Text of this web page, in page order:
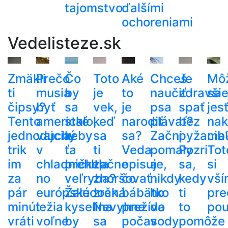
tajomstvoďalšími
ochoreniami
Vedelisteze.sk
Zmäkli
ti
čipsy?
Tento
jednoduchý
trik
im
za
pár
minút
vráti
Prečo
musia
byť
americké
vajcia
v
chladničke,
no
európske
ležia
voľne
Čo
by
sa
stalo,
keby
ťa
prehltla
veľryba?
Žalúdočná
kyselina
by
Toto
je
vek,
keď
sa
ti
začne
zhoršovať
zrak.
Nevyhne
sa
Aké
to
je
narodiť
sa?
Veda
opisuje,
čo
bábätko
prežíva
počas
Chceš
naučiť
psa
plávať?
Začni
pomaly
a
nikdy
ho
do
vody
Je
zdravšie
spať
bez
Pozri
sa,
kedy
ti
to
pomôže
sa
jesť
si